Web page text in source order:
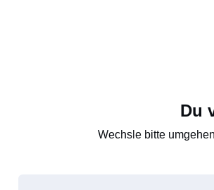
Du
Wechsle bitte